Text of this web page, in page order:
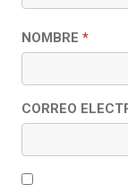
NOMBRE *
CORREO